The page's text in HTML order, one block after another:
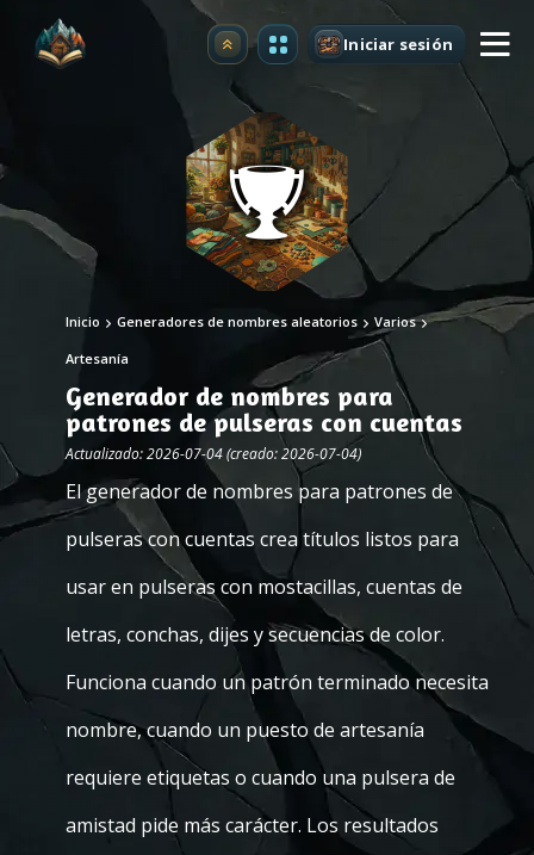
Mejorar Iniciar sesión
Inicio Generadores de nombres aleatorios Varios
Artesanía
Generador de nombres para
patrones de pulseras con cuentas
Actualizado: 2026-07-04 (creado: 2026-07-04)
El generador de nombres para patrones de
pulseras con cuentas crea títulos listos para
usar en pulseras con mostacillas, cuentas de
letras, conchas, dijes y secuencias de color.
Funciona cuando un patrón terminado necesita
nombre, cuando un puesto de artesanía
requiere etiquetas o cuando una pulsera de
amistad pide más carácter. Los resultados